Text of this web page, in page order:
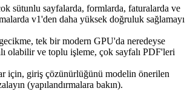
sütunlu sayfalarda, formlarda, faturalarda ve
v1'den daha yüksek doğruluk sağlamayı
tek bir modern GPU'da neredeyse
olabilir ve toplu işleme, çok sayfalı PDF'leri
için, giriş çözünürlüğünü modelin önerilen
(yapılandırmalara bakın).